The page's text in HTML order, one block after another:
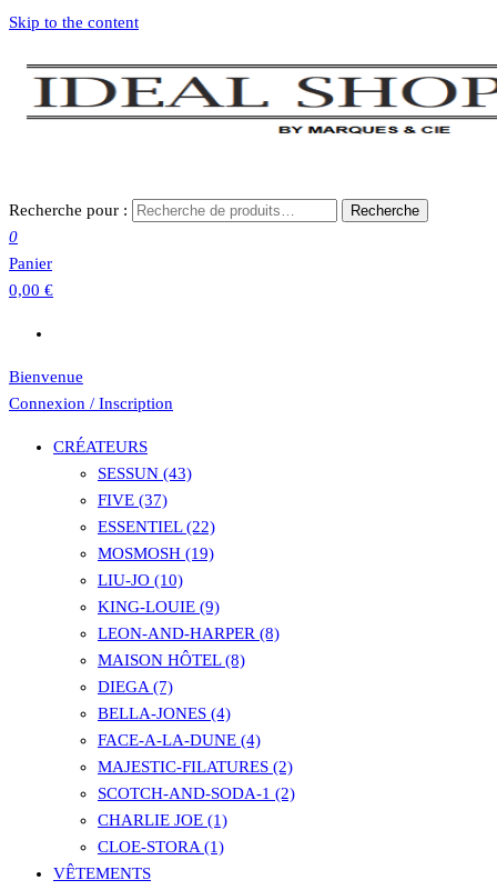
Skip to the content
Recherche pour : Recherche
0
Panier
0,00 €
Bienvenue
Connexion / Inscription
CRÉATEURS
SESSUN (43)
FIVE (37)
ESSENTIEL (22)
MOSMOSH (19)
LIU-JO (10)
KING-LOUIE (9)
LEON-AND-HARPER (8)
MAISON HÔTEL (8)
DIEGA (7)
BELLA-JONES (4)
FACE-A-LA-DUNE (4)
MAJESTIC-FILATURES (2)
SCOTCH-AND-SODA-1 (2)
CHARLIE JOE (1)
CLOE-STORA (1)
VÊTEMENTS